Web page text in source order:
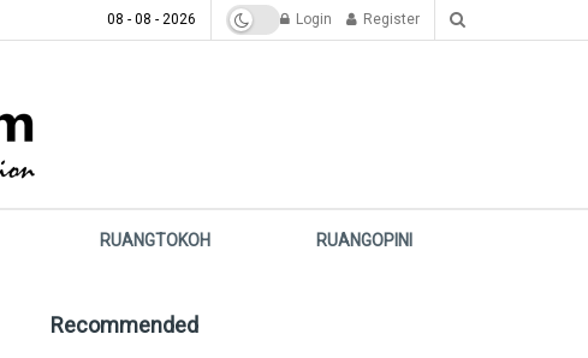
08 - 08 - 2026 Login Register
RUANGTOKOH RUANGOPINI
Recommended